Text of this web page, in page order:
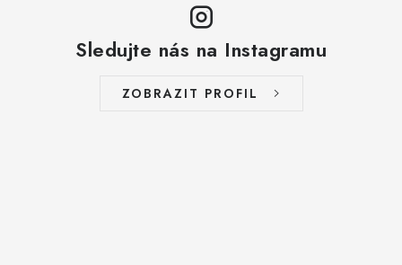
Sledujte nás na Instagramu
ZOBRAZIT PROFIL